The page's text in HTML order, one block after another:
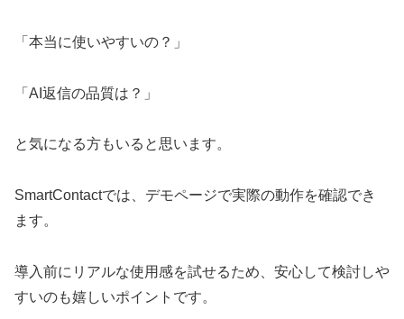
「本当に使いやすいの？」
「AI返信の品質は？」
と気になる方もいると思います。
SmartContactでは、デモページで実際の動作を確認でき
ます。
導入前にリアルな使用感を試せるため、安心して検討しや
すいのも嬉しいポイントです。